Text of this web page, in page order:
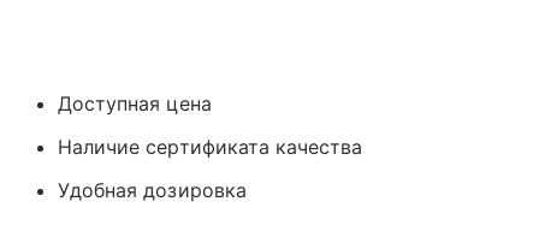
Доступная цена
Наличие сертификата качества
Удобная дозировка